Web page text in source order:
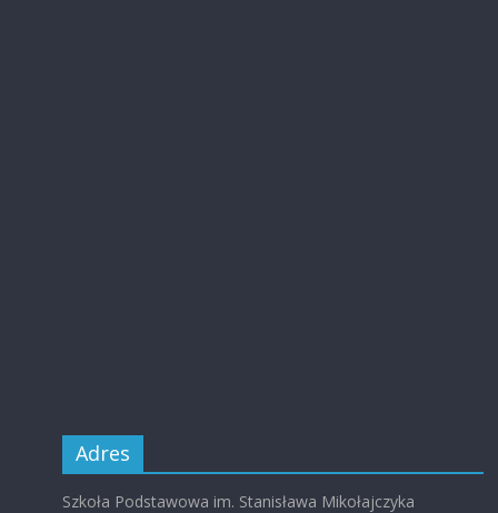
Adres
Szkoła Podstawowa im. Stanisława Mikołajczyka